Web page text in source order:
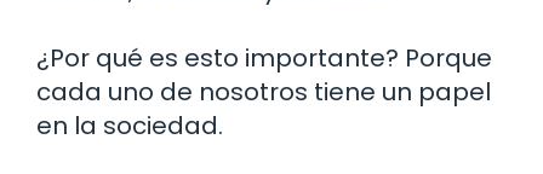
¿Por qué es esto importante? Porque
cada uno de nosotros tiene un papel
en la sociedad.